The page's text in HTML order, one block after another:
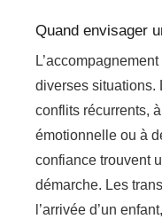
Quand envisager
diverses situations.
conflits récurrents,
émotionnelle ou à
confiance trouvent
démarche. Les
l’arrivée d’un